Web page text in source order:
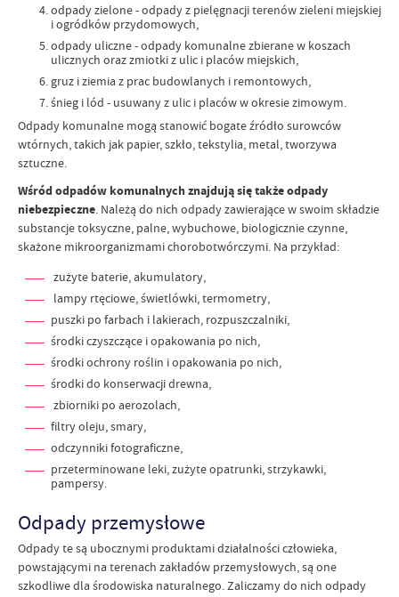
odpady zielone - odpady z pielęgnacji terenów zieleni miejskiej
i ogródków przydomowych,
odpady uliczne - odpady komunalne zbierane w koszach
ulicznych oraz zmiotki z ulic i placów miejskich,
gruz i ziemia z prac budowlanych i remontowych,
śnieg i lód - usuwany z ulic i placów w okresie zimowym.
Odpady komunalne mogą stanowić bogate źródło surowców
wtórnych, takich jak papier, szkło, tekstylia, metal, tworzywa
sztuczne.
Wśród odpadów komunalnych znajdują się także odpady
niebezpieczne. Należą do nich odpady zawierające w swoim składzie
substancje toksyczne, palne, wybuchowe, biologicznie czynne,
skażone mikroorganizmami chorobotwórczymi. Na przykład:
zużyte baterie, akumulatory,
lampy rtęciowe, świetlówki, termometry,
puszki po farbach i lakierach, rozpuszczalniki,
środki czyszczące i opakowania po nich,
środki ochrony roślin i opakowania po nich,
środki do konserwacji drewna,
zbiorniki po aerozolach,
filtry oleju, smary,
odczynniki fotograficzne,
przeterminowane leki, zużyte opatrunki, strzykawki,
pampersy.
Odpady przemysłowe
Odpady te są ubocznymi produktami działalności człowieka,
powstającymi na terenach zakładów przemysłowych, są one
szkodliwe dla środowiska naturalnego. Zaliczamy do nich odpady